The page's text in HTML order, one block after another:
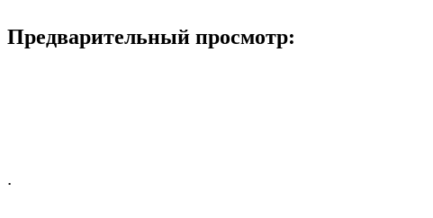
Предварительный просмотр:
.